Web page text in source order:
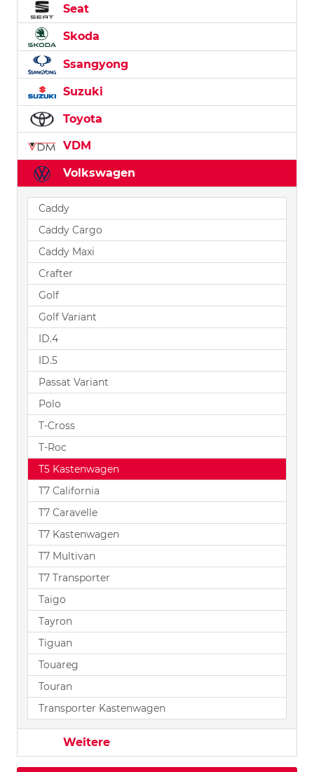
Seat
Skoda
Ssangyong
Suzuki
Toyota
VDM
Volkswagen
Caddy
Caddy Cargo
Caddy Maxi
Crafter
Golf
Golf Variant
ID.4
ID.5
Passat Variant
Polo
T-Cross
T-Roc
T5 Kastenwagen
T7 California
T7 Caravelle
T7 Kastenwagen
T7 Multivan
T7 Transporter
Taigo
Tayron
Tiguan
Touareg
Touran
Transporter Kastenwagen
Weitere